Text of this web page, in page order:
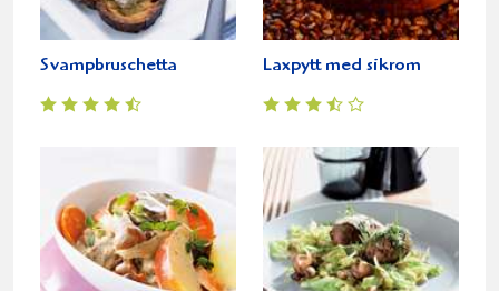
Svampbruschetta Laxpytt med sikrom